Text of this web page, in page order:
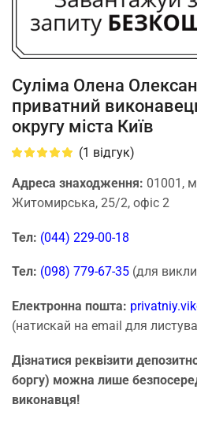
Суліма Олена
приватний
округу міста Київ
(1 відгук)
Адреса знаходження: 01001,
Житомирська, 25/2, офіс 2
Тел: (044) 229-00-18
Тел: (098) 779-67-35 (для
Електронна пошта:
(натискай на email для
Дізнатися реквізити
боргу) можна лише
виконавця!